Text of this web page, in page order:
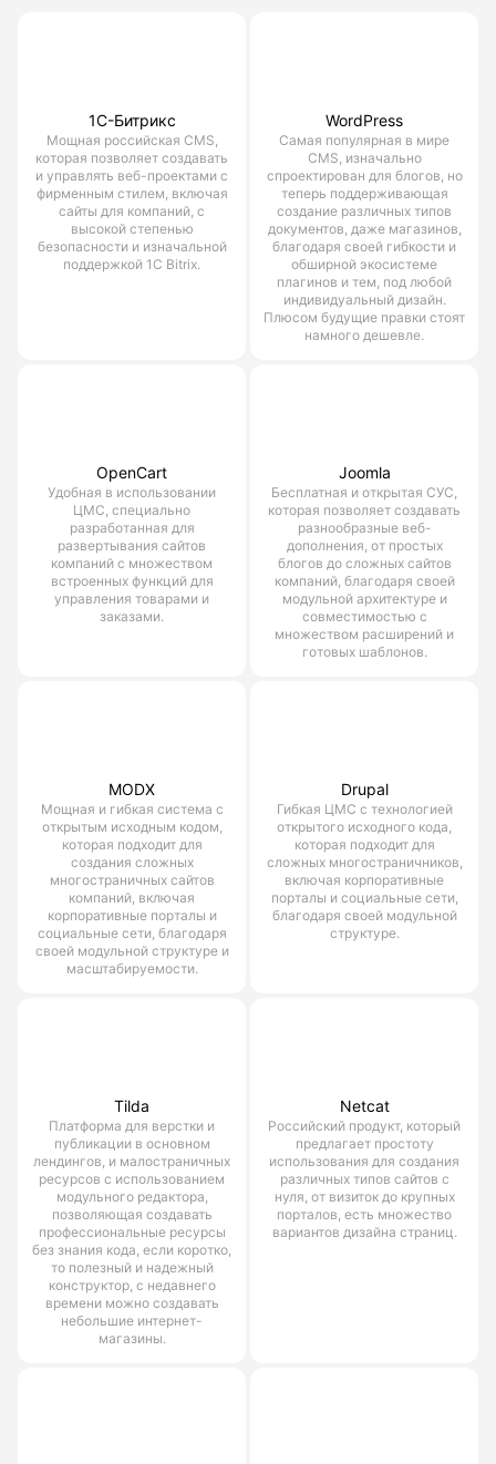
1С-Битрикс
Мощная российская CMS,
которая позволяет создавать
и управлять веб-проектами с
фирменным стилем, включая
сайты для компаний, с
высокой степенью
безопасности и изначальной
поддержкой 1С Bitrix.
WordPress
Самая популярная в мире
CMS, изначально
спроектирован для блогов, но
теперь поддерживающая
создание различных типов
документов, даже магазинов,
благодаря своей гибкости и
обширной экосистеме
плагинов и тем, под любой
индивидуальный дизайн.
Плюсом будущие правки стоят
намного дешевле.
OpenCart
Удобная в использовании
ЦМС, специально
разработанная для
развертывания сайтов
компаний с множеством
встроенных функций для
управления товарами и
заказами.
Joomla
Бесплатная и открытая СУС,
которая позволяет создавать
разнообразные веб-
дополнения, от простых
блогов до сложных сайтов
компаний, благодаря своей
модульной архитектуре и
совместимостью с
множеством расширений и
готовых шаблонов.
MODX
Мощная и гибкая система с
открытым исходным кодом,
которая подходит для
создания сложных
многостраничных сайтов
компаний, включая
корпоративные порталы и
социальные сети, благодаря
своей модульной структуре и
масштабируемости.
Drupal
Гибкая ЦМС с технологией
открытого исходного кода,
которая подходит для
сложных многостраничников,
включая корпоративные
порталы и социальные сети,
благодаря своей модульной
структуре.
Tilda
Платформа для верстки и
публикации в основном
лендингов, и малостраничных
ресурсов с использованием
модульного редактора,
позволяющая создавать
профессиональные ресурсы
без знания кода, если коротко,
то полезный и надежный
конструктор, с недавнего
времени можно создавать
небольшие интернет-
магазины.
Netcat
Российский продукт, который
предлагает простоту
использования для создания
различных типов сайтов с
нуля, от визиток до крупных
порталов, есть множество
вариантов дизайна страниц.